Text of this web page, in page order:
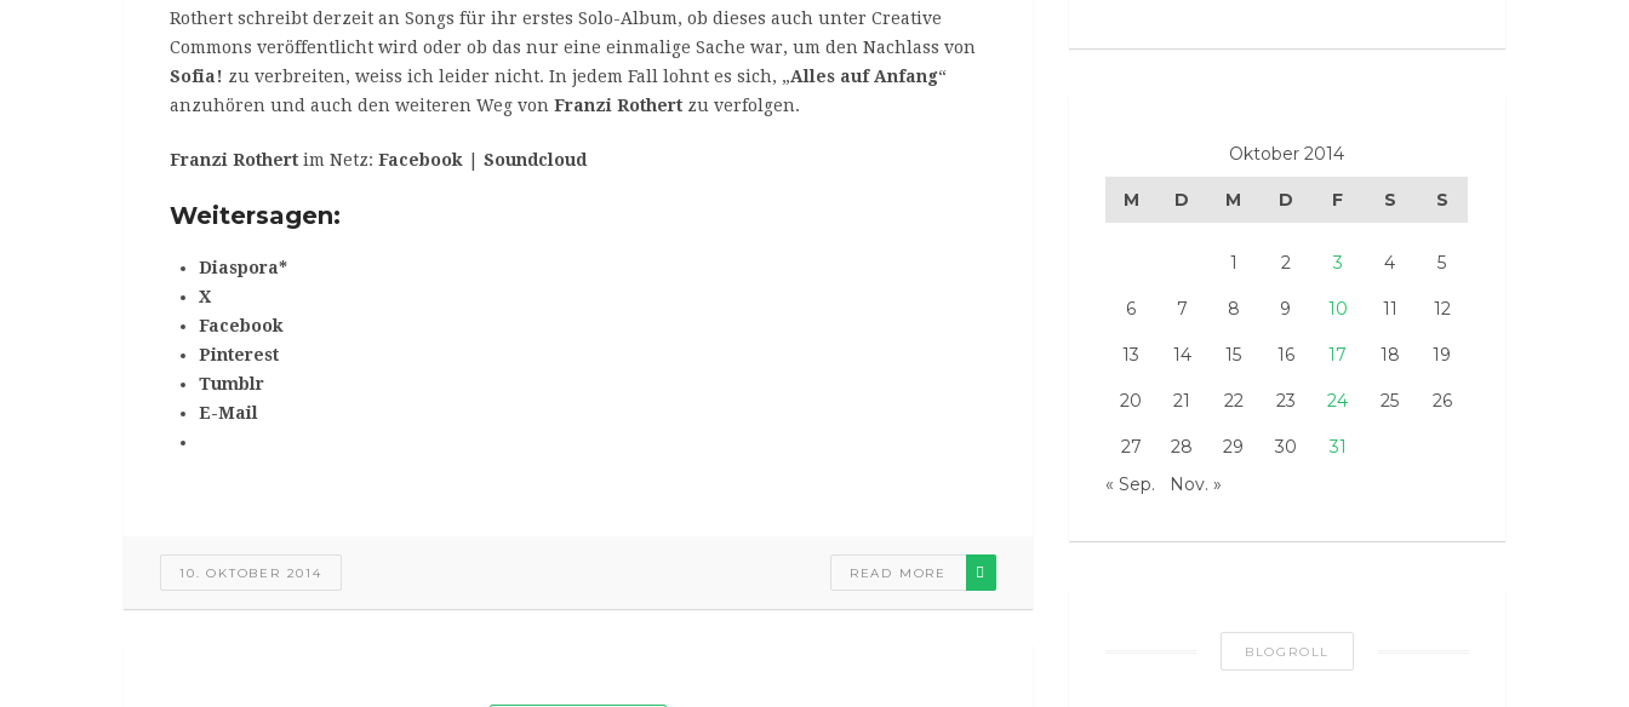
Rothert schreibt derzeit an Songs für ihr erstes Solo-Album, ob dieses auch unter Creative
Commons veröffentlicht wird oder ob das nur eine einmalige Sache war, um den Nachlass von
Sofia! zu verbreiten, weiss ich leider nicht. In jedem Fall lohnt es sich, „Alles auf Anfang“
anzuhören und auch den weiteren Weg von Franzi Rothertzu verfolgen.
Franzi Rothertim Netz: Facebook Soundcloud
Weitersagen:
Diaspora*
X
Facebook
Pinterest
Tumblr
E-Mail
10. OKTOBER 2014 READ MORE
Oktober 2014
M D M D F S S
1 2 3 4 5
6 7 8 9 10 11 12
13 14 15 16 17 18 19
20 21 22 23 24 25 26
27 28 29 30
31
« Sep.
Nov. »
BLOGROLL